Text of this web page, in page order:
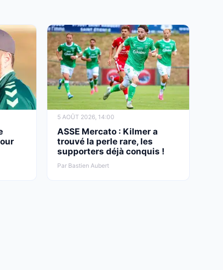
5 AOÛT 2026, 14:00
ASSE Mercato : Kilmer a
trouvé la perle rare, les
supporters déjà conquis !
Par Bastien Aubert